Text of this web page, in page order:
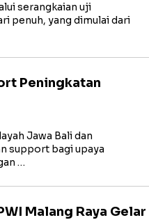
serangkaian uji
penuh, yang dimulai dari
Peningkatan
Jawa Bali dan
support bagi upaya
…
Malang Raya Gelar